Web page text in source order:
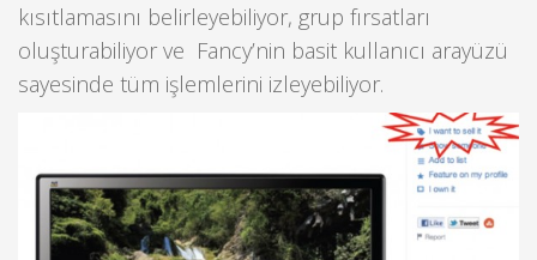
kısıtlamasını belirleyebiliyor, grup fırsatları
oluşturabiliyor ve Fancy’nin basit kullanıcı arayüzü
sayesinde tüm işlemlerini izleyebiliyor.